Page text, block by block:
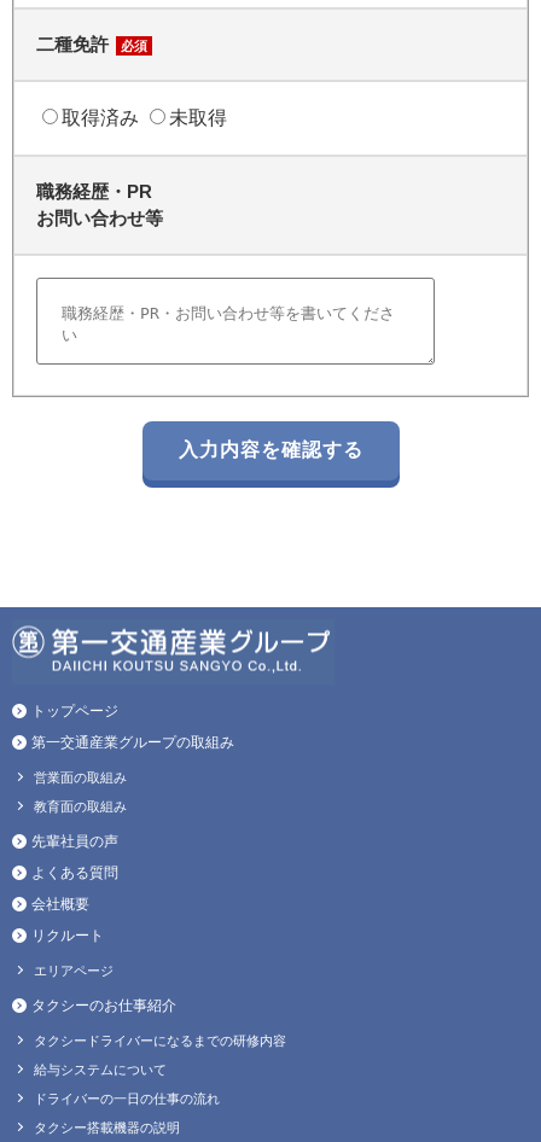
二種免許 必須
取得済み 未取得
職務経歴・PR
お問い合わせ等
トップページ
第一交通産業グループの取組み
営業面の取組み
教育面の取組み
先輩社員の声
よくある質問
会社概要
リクルート
エリアページ
タクシーのお仕事紹介
タクシードライバーになるまでの研修内容
給与システムについて
ドライバーの一日の仕事の流れ
タクシー搭載機器の説明